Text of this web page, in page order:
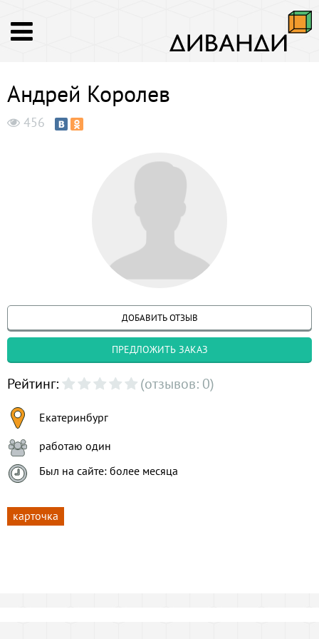
Андрей Королев
456
ДОБАВИТЬ ОТЗЫВ
ПРЕДЛОЖИТЬ ЗАКАЗ
Рейтинг: (отзывов: 0)
Екатеринбург
работаю один
Был на сайте: более месяца
карточка